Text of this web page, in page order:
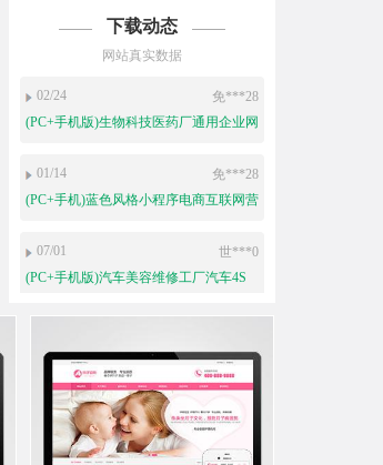
下载动态
网站真实数据
02/24
免***28
(PC+手机版)生物科技医药厂通用企业网
01/14
免***28
(PC+手机)蓝色风格小程序电商互联网营
07/01
世***0
(PC+手机版)汽车美容维修工厂汽车4S
(自适应移动端)HTML5响应式白色清新
简洁律师事务所企业网站模板
05/13
免***28
(自适应手机端)黑色响应式高端动态特
效通用公司企业网站源码